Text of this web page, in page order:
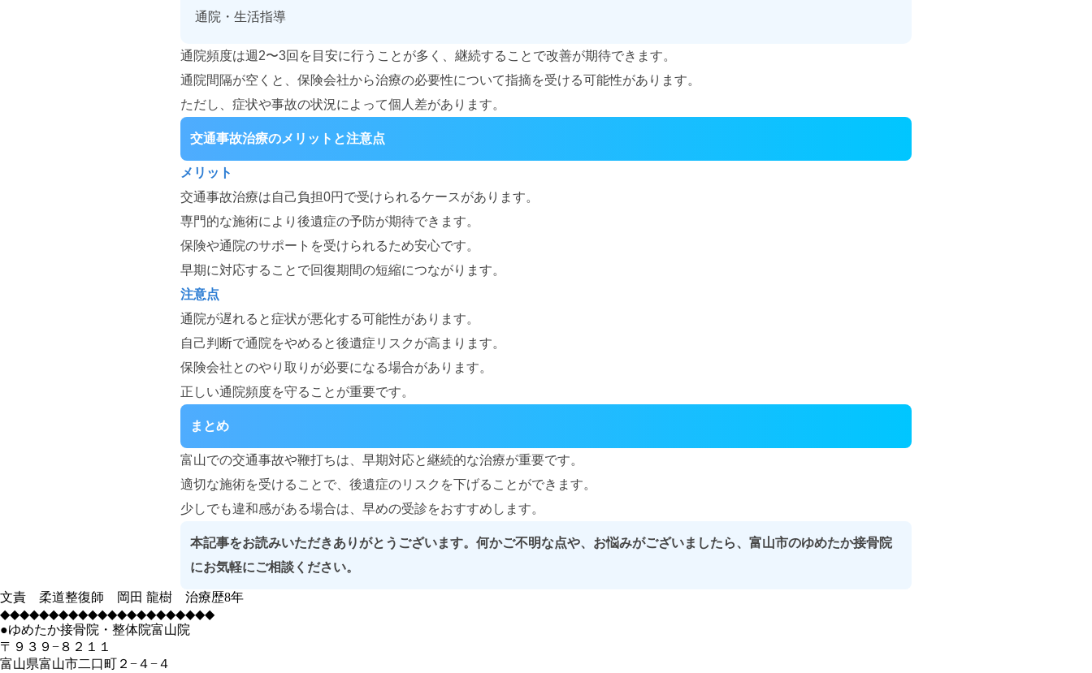
通院・生活指導
通院頻度は週2〜3回を目安に行うことが多く、継続することで改善が期待できます。
通院間隔が空くと、保険会社から治療の必要性について指摘を受ける可能性があります。
ただし、症状や事故の状況によって個人差があります。
交通事故治療のメリットと注意点
メリット
交通事故治療は自己負担0円で受けられるケースがあります。
専門的な施術により後遺症の予防が期待できます。
保険や通院のサポートを受けられるため安心です。
早期に対応することで回復期間の短縮につながります。
注意点
通院が遅れると症状が悪化する可能性があります。
自己判断で通院をやめると後遺症リスクが高まります。
保険会社とのやり取りが必要になる場合があります。
正しい通院頻度を守ることが重要です。
まとめ
富山での交通事故や鞭打ちは、早期対応と継続的な治療が重要です。
適切な施術を受けることで、後遺症のリスクを下げることができます。
少しでも違和感がある場合は、早めの受診をおすすめします。
本記事をお読みいただきありがとうございます。何かご不明な点や、お悩みがございましたら、富山市のゆめたか接骨院
にお気軽にご相談ください。
文責 柔道整復師 岡田 龍樹 治療歴8年
◆◆◆◆◆◆◆◆◆◆◆◆◆◆◆◆◆◆◆◆◆◆
●ゆめたか接骨院・整体院富山院
〒９３９−８２１１
富山県富山市二口町２−４−４